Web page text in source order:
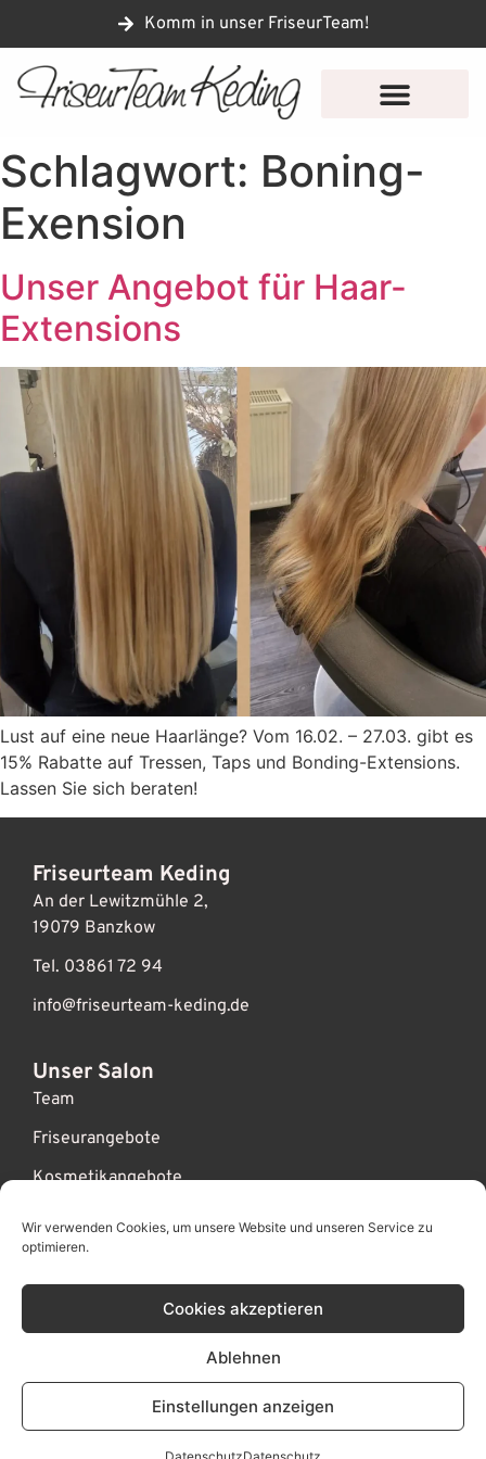
Wir verwenden Cookies, um unsere Website und unseren Service zu
optimieren.
Cookies akzeptieren
Ablehnen
Einstellungen anzeigen
Komm in unser FriseurTeam!
Schlagwort: Boning-
Exension
Unser Angebot für Haar-
Extensions
Lust auf eine neue Haarlänge? Vom 16.02. – 27.03. gibt es
15% Rabatte auf Tressen, Taps und Bonding-Extensions.
Lassen Sie sich beraten!
Friseurteam Keding
An der Lewitzmühle 2,
19079 Banzkow
Tel. 03861 72 94
info@friseurteam-keding.de
Unser Salon
Team
Friseurangebote
Kosmetikangebote
Links
Impressum
Datenschutz